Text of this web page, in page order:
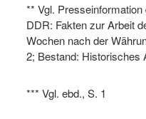
** Vgl.
DDR: Fakten zur Arbeit
Wochen nach der
2; Bestand: Historisches
*** Vgl. ebd., S. 1